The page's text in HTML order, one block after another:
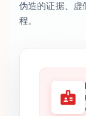
伪造的证据、虚
程。